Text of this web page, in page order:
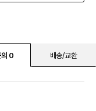
의 0 배송/교환